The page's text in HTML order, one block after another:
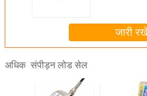
जारी
अधिक संपीड़न लोड सेल